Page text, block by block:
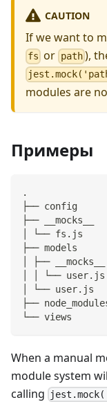
CAUTION
If we want to
fs or path),
modules are
Примеры
.
├── config
├── __mocks__
│ └── fs.js
├── models
│ ├── __mocks__
│ │ └── user.js
│ └── user.js
├──
└── views
When a manual
module system
calling